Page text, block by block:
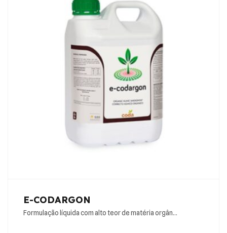
E-CODARGON
Formulação líquida com alto teor de matéria orgân…